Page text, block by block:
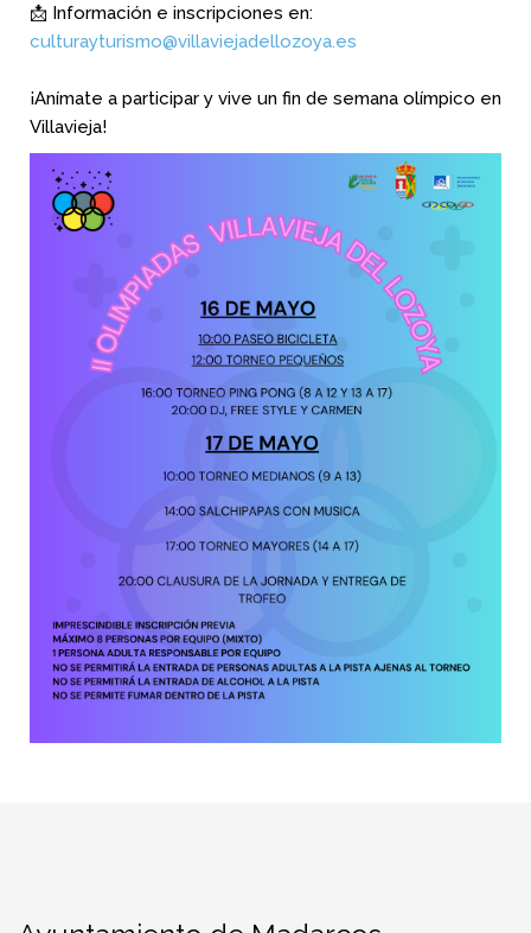
📩 Información e inscripciones en:
culturayturismo@villaviejadellozoya.es
¡Anímate a participar y vive un fin de semana olímpico en
Villavieja!